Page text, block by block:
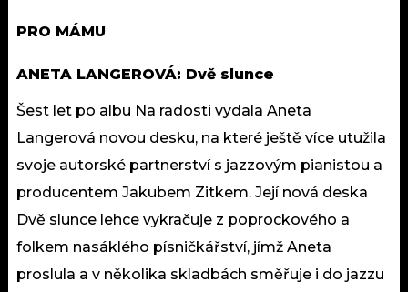
PRO MÁMU
ANETA LANGEROVÁ: Dvě slunce
Šest let po albu Na radosti vydala Aneta
Langerová novou desku, na které ještě více utužila
svoje autorské partnerství s jazzovým pianistou a
producentem Jakubem Zitkem. Její nová deska
Dvě slunce lehce vykračuje z poprockového a
folkem nasáklého písničkářství, jímž Aneta
proslula a v několika skladbách směřuje i do jazzu